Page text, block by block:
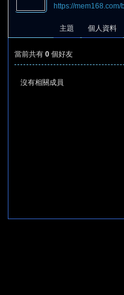
›
https://
主題 個人資料
當前共有 0個好友
沒有相關成員